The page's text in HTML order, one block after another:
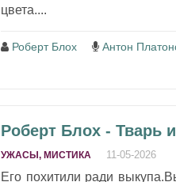
цвета....
Роберт Блох Антон
Роберт Блох - Тварь
УЖАСЫ, МИСТИКА 11-05-2026
Его похитили ради